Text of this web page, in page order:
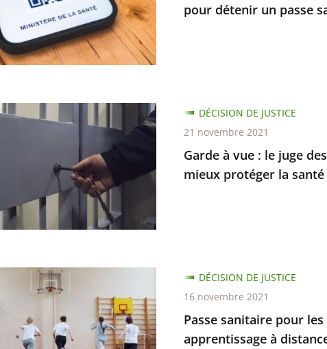
pour détenir un passe
Garde à vue : le juge
mieux protéger la
DÉCISION DE JUSTICE
21 novembre 2021
Passe sanitaire pour
apprentissage à
DÉCISION DE JUSTICE
16 novembre 2021